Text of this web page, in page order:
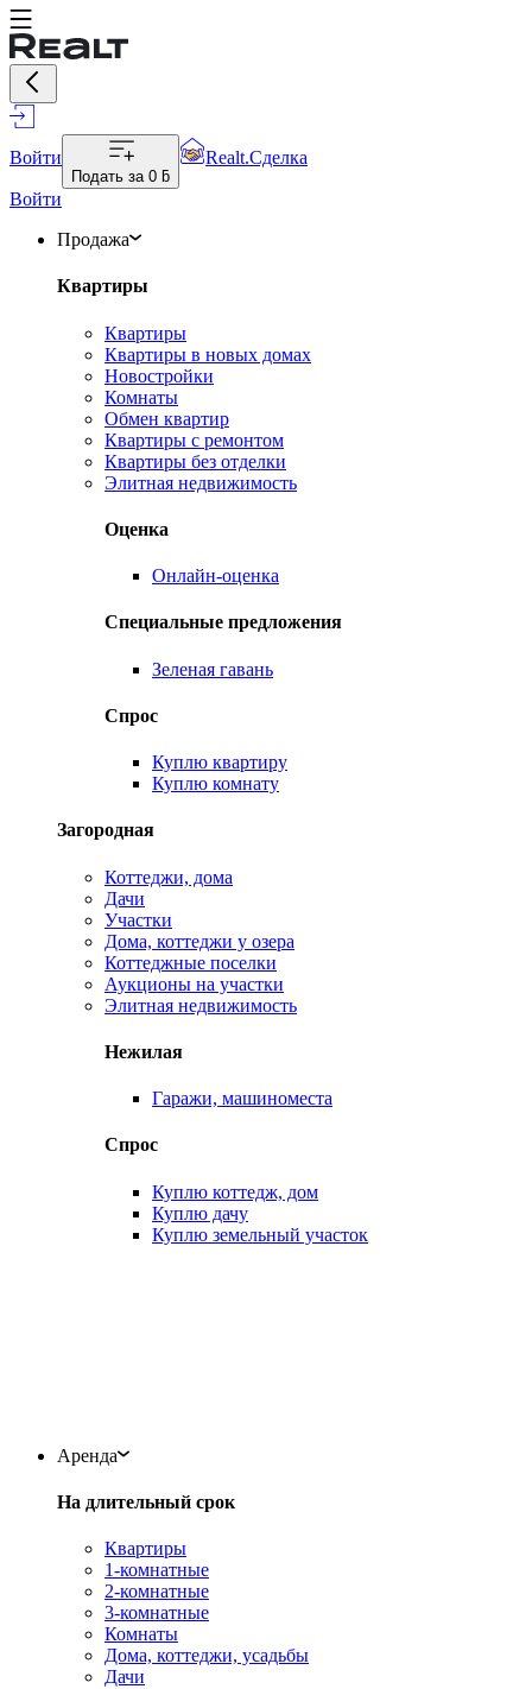
Войти
Подать за 0 ƃ
Realt.Сделка
Войти
Продажа
Квартиры
Квартиры
Квартиры в новых домах
Новостройки
Комнаты
Обмен квартир
Квартиры с ремонтом
Квартиры без отделки
Элитная недвижимость
Оценка
Онлайн-оценка
Специальные предложения
Зеленая гавань
Спрос
Куплю квартиру
Куплю комнату
Загородная
Коттеджи, дома
Дачи
Участки
Дома, коттеджи у озера
Коттеджные поселки
Аукционы на участки
Элитная недвижимость
Нежилая
Гаражи, машиноместа
Спрос
Куплю коттедж, дом
Куплю дачу
Куплю земельный участок
Аренда
На длительный срок
Квартиры
1-комнатные
2-комнатные
3-комнатные
Комнаты
Дома, коттеджи, усадьбы
Дачи